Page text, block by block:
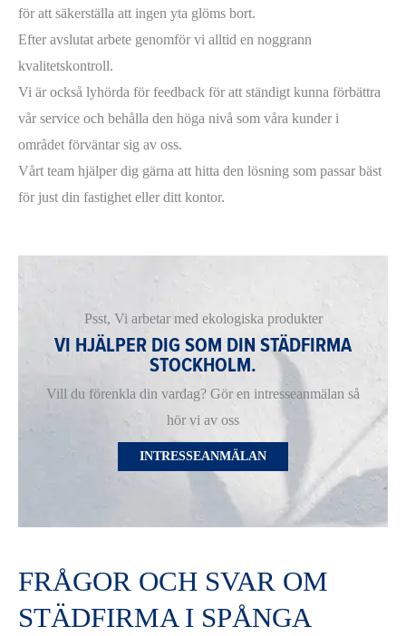
för att säkerställa att ingen yta glöms bort.
Efter avslutat arbete genomför vi alltid en noggrann
kvalitetskontroll.
Vi är också lyhörda för feedback för att ständigt kunna förbättra
vår service och behålla den höga nivå som våra kunder i
området förväntar sig av oss.
Vårt team hjälper dig gärna att hitta den lösning som passar bäst
för just din fastighet eller ditt kontor.
Psst, Vi arbetar med ekologiska produkter
VI HJÄLPER DIG SOM DIN STÄDFIRMA
STOCKHOLM.
Vill du förenkla din vardag? Gör en intresseanmälan så
hör vi av oss
INTRESSEANMÄLAN
FRÅGOR OCH SVAR OM
STÄDFIRMA I SPÅNGA